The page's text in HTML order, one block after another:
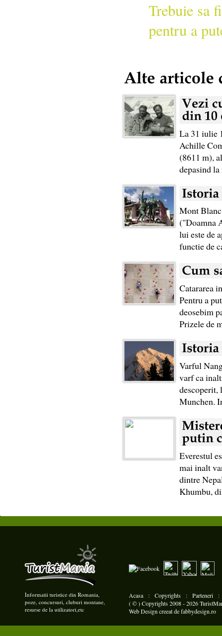
Trebuie sa
pentru a
La 31 iulie
Achille
(8611 m),
depasind
Mont
("Doamna
lui este de
functie de
Catararea
Pentru a
deosebim
Prizele de
Varful
varf ca
descoperit,
Munchen.
Everestul
mai inalt
dintre
Khumbu,
Informatii turistice din Romania,
poze, concursuri, cluburi montane,
resurse de la utilizatori,etc
Acasa : Copyrights : Parteneri
( © ) Copyrights 2008 - 2026
Web Design creeat defabbydesign.ro